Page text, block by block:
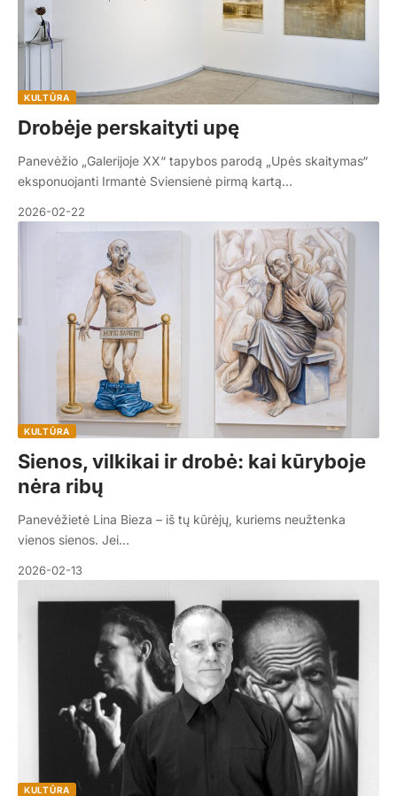
KULTŪRA
Drobėje perskaityti upę
Panevėžio „Galerijoje XX“ tapybos parodą „Upės skaitymas“
eksponuojanti Irmantė Sviensienė pirmą kartą…
2026-02-22
KULTŪRA
Sienos, vilkikai ir drobė: kai kūryboje
nėra ribų
Panevėžietė Lina Bieza – iš tų kūrėjų, kuriems neužtenka
vienos sienos. Jei…
2026-02-13
KULTŪRA